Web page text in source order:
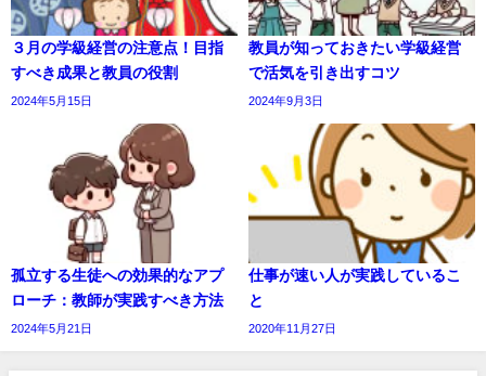
３月の学級経営の注意点！目指
すべき成果と教員の役割
2024年5月15日
教員が知っておきたい学級経営
で活気を引き出すコツ
2024年9月3日
孤立する生徒への効果的なアプ
ローチ：教師が実践すべき方法
2024年5月21日
仕事が速い人が実践しているこ
と
2020年11月27日